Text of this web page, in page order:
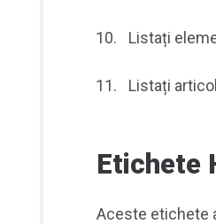
Listați
Listați
Etichete
Aceste etichete